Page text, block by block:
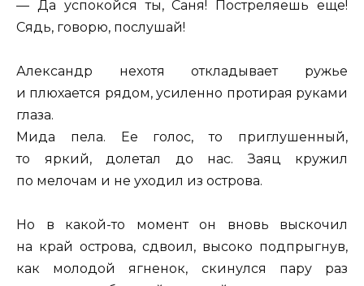
— Да успокойся ты, Саня! Постреляешь еще!
Сядь, говорю, послушай!
Александр нехотя откладывает ружье
и плюхается рядом, усиленно протирая руками
глаза.
Мида пела. Ее голос, то приглушенный,
то яркий, долетал до нас. Заяц кружил
по мелочам и не уходил из острова.
Но в какой-то момент он вновь выскочил
на край острова, сдвоил, высоко подпрыгнув,
как молодой ягненок, скинулся пару раз